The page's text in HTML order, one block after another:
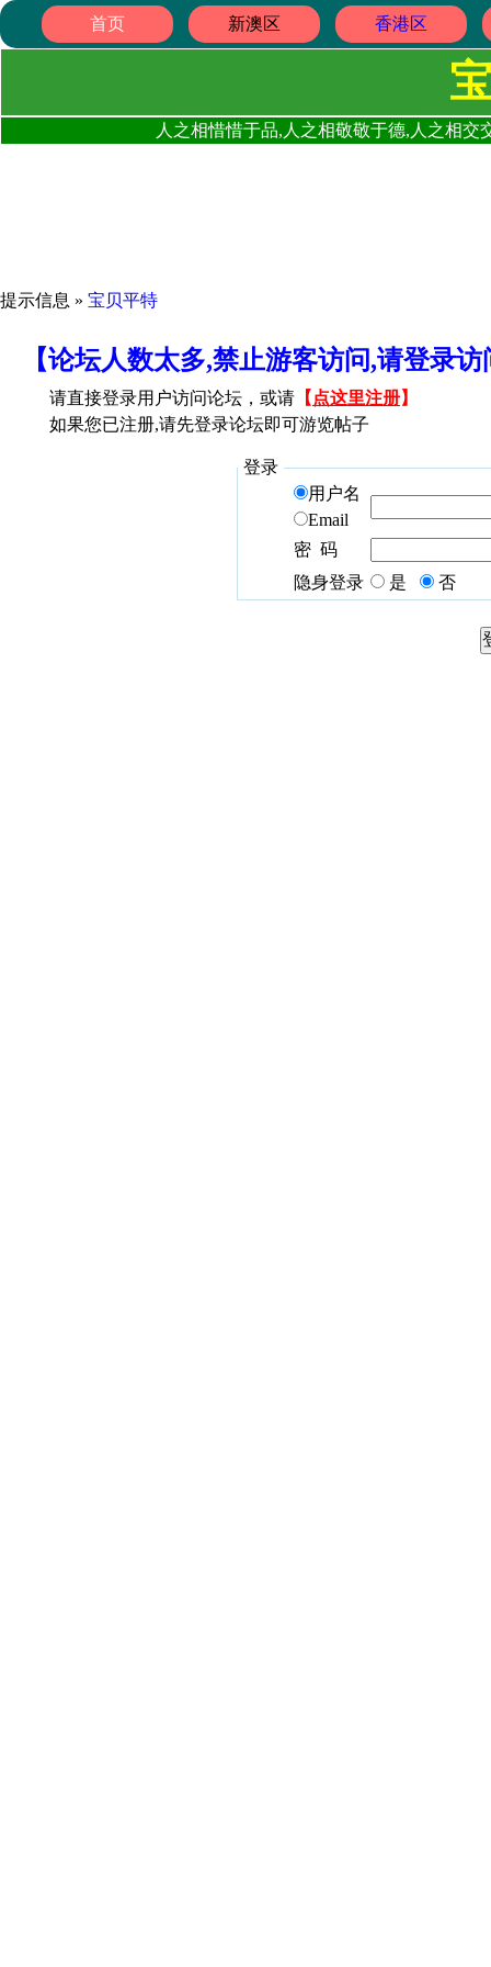
首页 新澳区 香港区
人之相惜惜于品,人之相敬敬于德,人之相
提示信息 » 宝贝平特
【论坛人数太多,禁止游客访问,请登录
请直接登录用户访问论坛，或请 【 点这里注册】
如果您已注册,请先登录论坛即可游览帖子
登录
用户名
Email
密 码
隐身登录
是 否